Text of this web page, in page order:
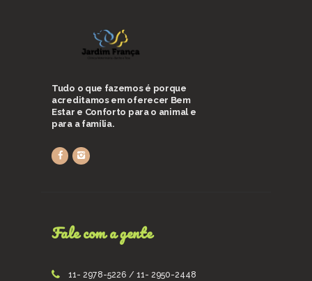
Tudo o que fazemos é porque
acreditamos em oferecer Bem
Estar e Conforto para o animal e
para a família.
Fale com a gente
11- 2978-5226 / 11- 2950-2448